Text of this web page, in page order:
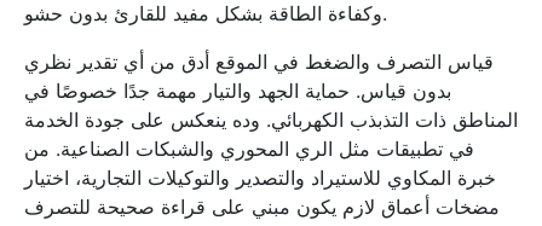
وكفاءة الطاقة بشكل مفيد للقارئ بدون حشو.
قياس التصرف والضغط في الموقع أدق من أي تقدير نظري
بدون قياس. حماية الجهد والتيار مهمة جدًا خصوصًا في
المناطق ذات التذبذب الكهربائي. وده ينعكس على جودة الخدمة
في تطبيقات مثل الري المحوري والشبكات الصناعية. من
خبرة المكاوي للاستيراد والتصدير والتوكيلات التجارية، اختيار
مضخات أعماق لازم يكون مبني على قراءة صحيحة للتصرف